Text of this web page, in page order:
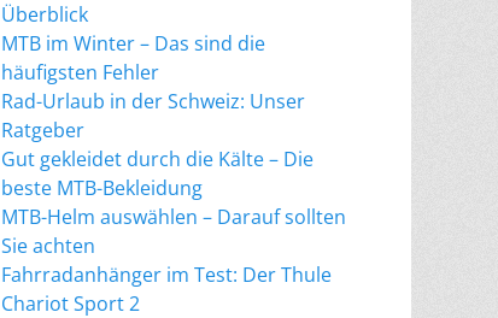
Überblick
MTB im Winter – Das sind die
häufigsten Fehler
Rad-Urlaub in der Schweiz: Unser
Ratgeber
Gut gekleidet durch die Kälte – Die
beste MTB-Bekleidung
MTB-Helm auswählen – Darauf sollten
Sie achten
Fahrradanhänger im Test: Der Thule
Chariot Sport 2